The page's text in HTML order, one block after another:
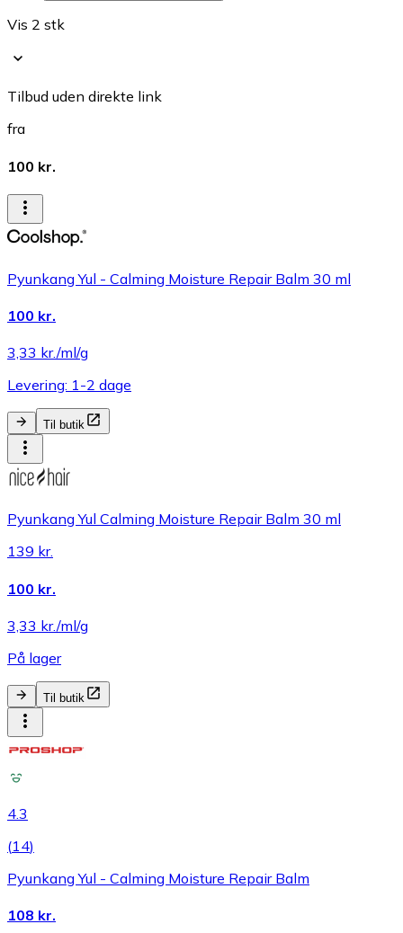
Vis 2 stk
Tilbud uden direkte link
fra
100 kr.
Pyunkang Yul - Calming Moisture Repair Balm 30 ml
100 kr.
3,33 kr./ml/g
Levering: 1-2 dage
Til butik
Pyunkang Yul Calming Moisture Repair Balm 30 ml
139 kr.
100 kr.
3,33 kr./ml/g
På lager
Til butik
4.3
(14)
Pyunkang Yul - Calming Moisture Repair Balm
108 kr.